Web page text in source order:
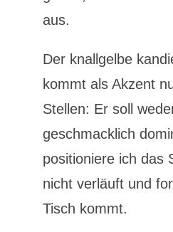
aus.
Der knallgelbe
kommt als Akzent
Stellen: Er soll
geschmacklich
positioniere ich das
nicht verläuft und
Tisch kommt.